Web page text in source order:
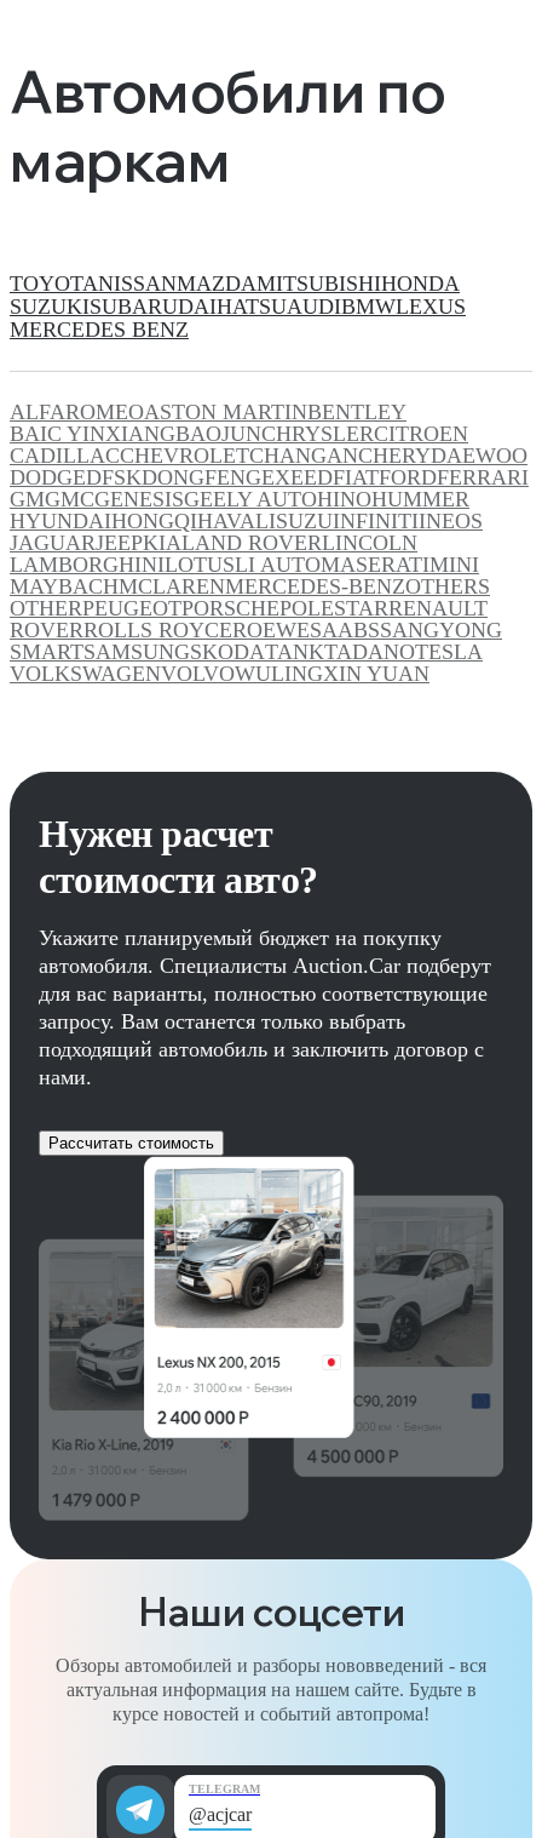
Автомобили по
маркам
TOYOTANISSANMAZDAMITSUBISHIHONDA
SUZUKISUBARUDAIHATSUAUDIBMWLEXUS
MERCEDES BENZ
ALFAROMEOASTON MARTINBENTLEY
BAIC YINXIANGBAOJUNCHRYSLERCITROEN
CADILLACCHEVROLETCHANGANCHERYDAEWOO
DODGEDFSKDONGFENGEXEEDFIATFORDFERRARI
GMGMCGENESISGEELY AUTOHINOHUMMER
HYUNDAIHONGQIHAVALISUZUINFINITIINEOS
JAGUARJEEPKIALAND ROVERLINCOLN
LAMBORGHINILOTUSLI AUTOMASERATIMINI
MAYBACHMCLARENMERCEDES-BENZOTHERS
OTHERPEUGEOTPORSCHEPOLESTARRENAULT
ROVERROLLS ROYCEROEWESAABSSANGYONG
SMARTSAMSUNGSKODATANKTADANOTESLA
VOLKSWAGENVOLVOWULINGXIN YUAN
Нужен расчет
стоимости авто?
Укажите планируемый бюджет на покупку
автомобиля. Специалисты Auction.Car подберут
для вас варианты, полностью соответствующие
запросу. Вам останется только выбрать
подходящий автомобиль и заключить договор с
нами.
Рассчитать стоимость
Наши соцсети
Обзоры автомобилей и разборы нововведений - вся
актуальная информация на нашем сайте. Будьте в
курсе новостей и событий автопрома!
TELEGRAM
@acjcar